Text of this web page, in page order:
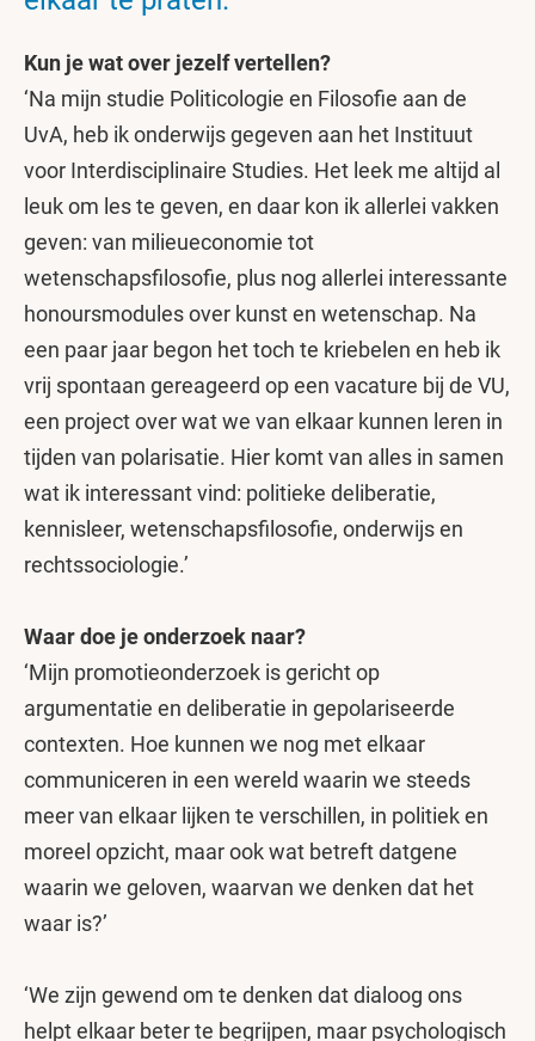
Kun je wat over jezelf vertellen?
‘Na mijn studie Politicologie en Filosofie aan de
UvA, heb ik onderwijs gegeven aan het Instituut
voor Interdisciplinaire Studies. Het leek me altijd al
leuk om les te geven, en daar kon ik allerlei vakken
geven: van milieueconomie tot
wetenschapsfilosofie, plus nog allerlei interessante
honoursmodules over kunst en wetenschap. Na
een paar jaar begon het toch te kriebelen en heb ik
vrij spontaan gereageerd op een vacature bij de VU,
een project over wat we van elkaar kunnen leren in
tijden van polarisatie. Hier komt van alles in samen
wat ik interessant vind: politieke deliberatie,
kennisleer, wetenschapsfilosofie, onderwijs en
rechtssociologie.’
Waar doe je onderzoek naar?
‘Mijn promotieonderzoek is gericht op
argumentatie en deliberatie in gepolariseerde
contexten. Hoe kunnen we nog met elkaar
communiceren in een wereld waarin we steeds
meer van elkaar lijken te verschillen, in politiek en
moreel opzicht, maar ook wat betreft datgene
waarin we geloven, waarvan we denken dat het
waar is?’
‘We zijn gewend om te denken dat dialoog ons
helpt elkaar beter te begrijpen, maar psychologisch